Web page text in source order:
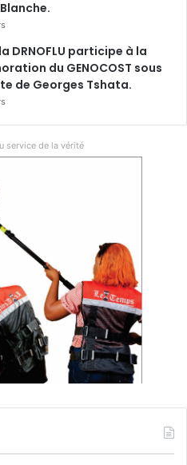
DRNOFLU participe à la
du GENOCOST sous
de Georges Tshata.
service de la vérité